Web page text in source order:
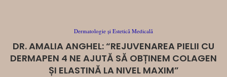
Dermatologie și Estetică Medicală
DR. AMALIA ANGHEL: “REJUVENAREA PIELII CU
DERMAPEN 4 NE AJUTĂ SĂ OBȚINEM COLAGEN
ȘI ELASTINĂ LA NIVEL MAXIM”